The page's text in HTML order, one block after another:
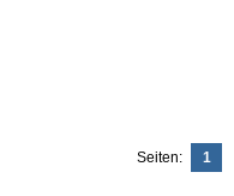
Seiten: 1